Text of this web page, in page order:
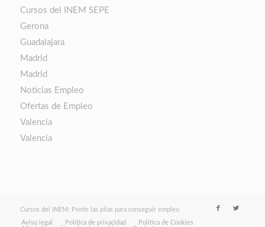
Cursos del INEM SEPE
Gerona
Guadalajara
Madrid
Madrid
Noticias Empleo
Ofertas de Empleo
Valencia
Valencia
Cursos del INEM: Ponte las pilas para conseguir empleo
Aviso legal
Política de privacidad
Política de Cookies